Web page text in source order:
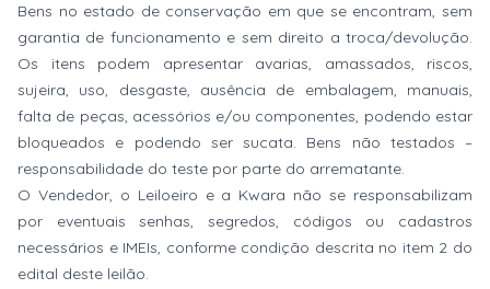
Bens no estado de conservação em que se encontram, sem
garantia de funcionamento e sem direito a troca/devolução.
Os itens podem apresentar avarias, amassados, riscos,
sujeira, uso, desgaste, ausência de embalagem, manuais,
falta de peças, acessórios e/ou componentes, podendo estar
bloqueados e podendo ser sucata. Bens não testados –
responsabilidade do teste por parte do arrematante.
O Vendedor, o Leiloeiro e a Kwara não se responsabilizam
por eventuais senhas, segredos, códigos ou cadastros
necessários e IMEIs, conforme condição descrita no item 2 do
edital deste leilão.